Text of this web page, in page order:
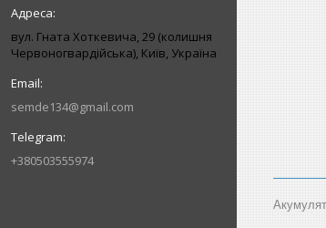
вул. Гната Хоткевича, 29 (колишня
Червоногвардійська), Київ, Україна
semde134@gmail.com
+380503555974